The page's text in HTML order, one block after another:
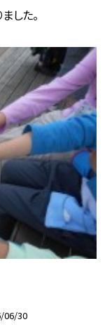
した。
06/30